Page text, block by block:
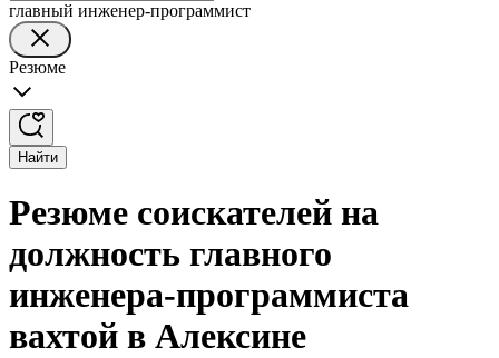
главный инженер-программист
Резюме
Найти
Резюме соискателей на
должность главного
инженера-программиста
вахтой в Алексине